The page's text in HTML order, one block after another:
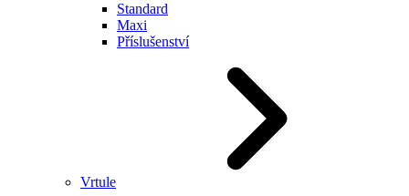
Standard
Maxi
Příslušenství
Vrtule